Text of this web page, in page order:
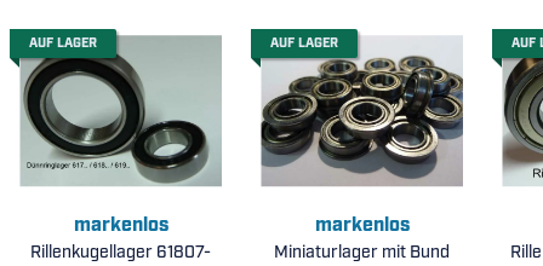
AUF LAGER
markenlos
Rillenkugellager 61807-
AUF LAGER
markenlos
Miniaturlager mit Bund
AUF